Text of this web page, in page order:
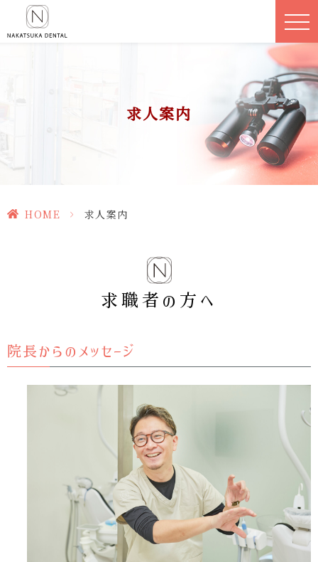
求人案内
HOME > 求人案内
求職者の方へ
院長からのメッセージ